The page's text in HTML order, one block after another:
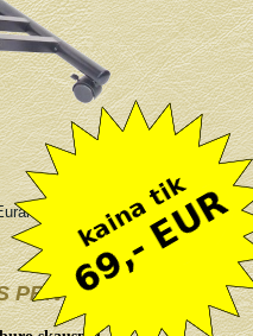
PRIVALUMAI: